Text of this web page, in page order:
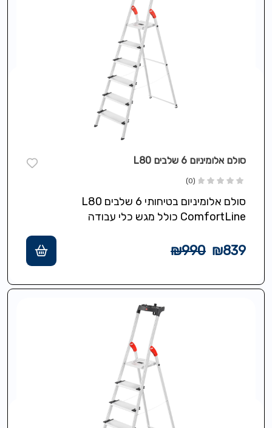
סולם אלומיניום 6 שלבים L80
(0)
סולם אלומיניום בטיחותי 6 שלבים L80
ComfortLine כולל מגש כלי עבודה
קליפס תליה/הסרה,שלבי XXL עומק 13…
₪990 ₪839